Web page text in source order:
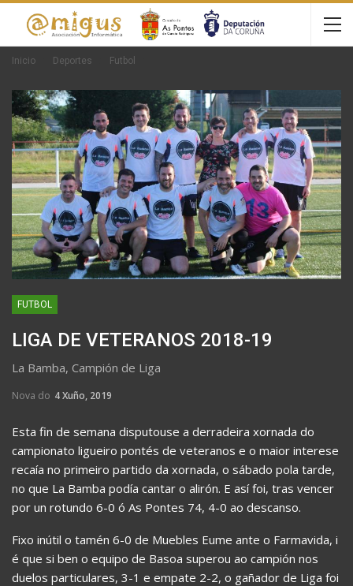
Inicio Deportes Futbol
FUTBOL
LIGA DE VETERANOS 2018-19
La Bamba, Campión de Liga
Nova do 4 Xuño, 2019
Esta fin de semana disputouse a derradeira xornada do
campionato ligueiro pontés de veteranos e o maior interese
recaía no primeiro partido da xornada, o sábado pola tarde,
no que La Bamba podía cantar o alirón. E así foi, tras vencer
por un rotundo 6-0 ó As Pontes 74, 4-0 ao descanso.
Fixo inútil o tamén 6-0 de Muebles Eume ante o Farmavida, i
é que si ben o equipo de Basoa superou ao campión nos
duelos particulares, 3-1 e empate 2-2, o gañador de Liga foi